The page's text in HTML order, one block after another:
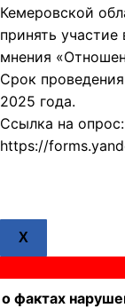
Кемеровской
принять
мнения
Срок
2025 года.
Ссылка на опрос:
https://
X
о фактах